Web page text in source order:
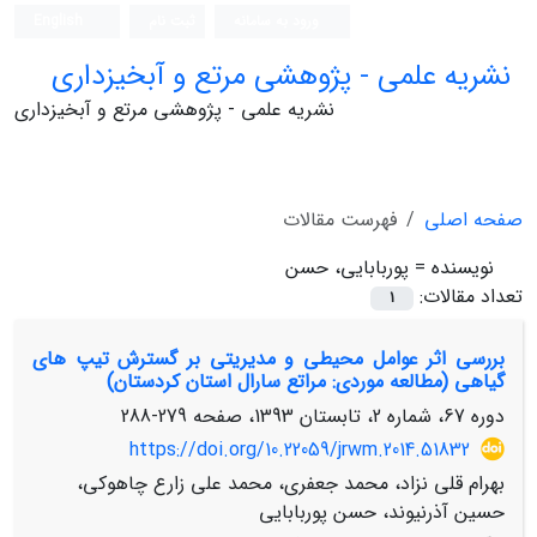
نشریه علمی - پژوهشی مرتع و آبخیزداری
نشریه علمی - پژوهشی مرتع و آبخیزداری
صفحه اصلی
فهرست مقالات
نویسنده = پوربابایی، حسن
تعداد مقالات:
1
بررسی اثر عوامل محیطی و مدیریتی بر گسترش تیپ‏ های
گیاهی (مطالعه موردی: مراتع سارال استان کردستان)
دوره 67، شماره 2، تابستان 1393، صفحه
279-288
https://doi.org/10.22059/jrwm.2014.51832
بهرام قلی نزاد، محمد جعفری، محمد علی زارع چاهوکی،
حسین آذرنیوند، حسن پوربابایی